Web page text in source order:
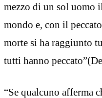
mezzo di un sol uomo
mondo e, con il
morte si ha raggiunto
tutti hanno
“Se qualcuno afferma